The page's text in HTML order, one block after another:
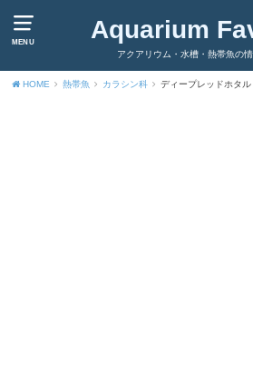
MENU Aquarium
アクアリウム・水槽・熱帯魚の
HOME 熱帯魚 カラシン科 ディープレッドホタル